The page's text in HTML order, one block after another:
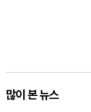
많이 본 뉴스